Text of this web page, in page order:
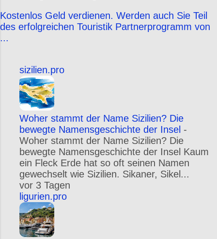
Kostenlos Geld verdienen. Werden auch Sie Teil
des erfolgreichen Touristik Partnerprogramm von
...
sizilien.pro
Woher stammt der Name Sizilien? Die
bewegte Namensgeschichte der Insel -
Woher stammt der Name Sizilien? Die
bewegte Namensgeschichte der Insel Kaum
ein Fleck Erde hat so oft seinen Namen
gewechselt wie Sizilien. Sikaner, Sikel...
vor 3 Tagen
ligurien.pro